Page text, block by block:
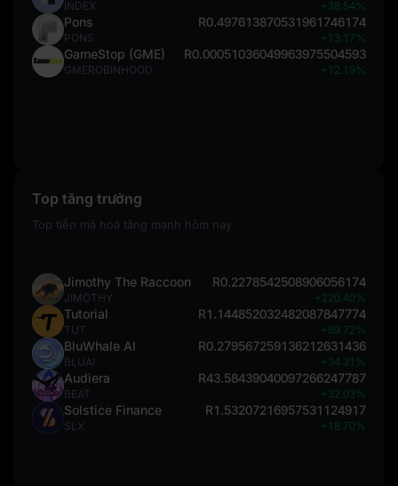
INDEX +38.54%
Pons
PONS
R0.497613870531961746174
+13.17%
GameStop (GME)
GMEROBINHOOD
R0.00051036049963975504593
+12.19%
Top tăng trưởng
Top tiền mã hoá tăng mạnh hôm nay
Jimothy The Raccoon
JIMOTHY
R0.2278542508906056174
+220.40%
Tutorial
TUT
R1.144852032482087847774
+89.72%
BluWhale AI
BLUAI
R0.279567259136212631436
+34.31%
Audiera
BEAT
R43.58439040097266247787
+32.03%
Solstice Finance
SLX
R1.53207216957531124917
+18.70%